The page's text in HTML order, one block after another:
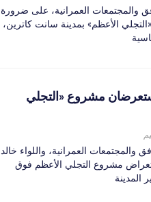
والمجتمعات العمرانية، على ضرورة
الأعظم» بمدينة سانت كاترين،
مشروع «التجلي
والمجتمعات العمرانية، واللواء خالد
مشروع التجلي الأعظم فوق
المدينة